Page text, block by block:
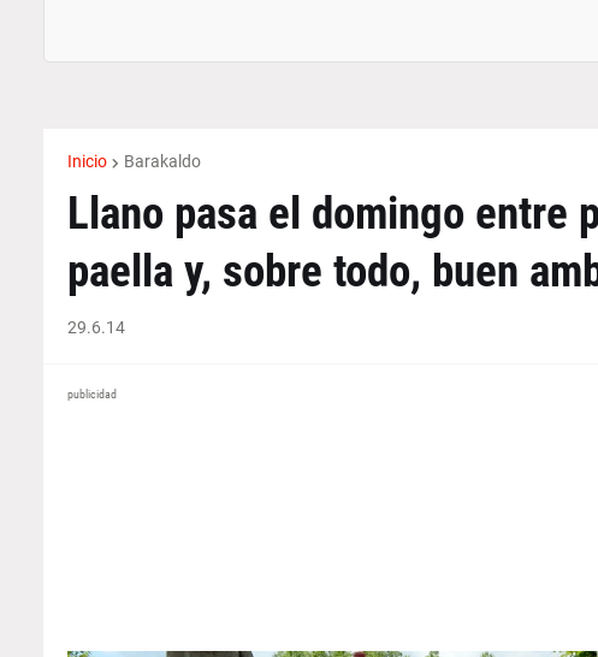
Inicio Barakaldo
Llano pasa el domingo entre
paella y, sobre todo, buen
29.6.14
publicidad